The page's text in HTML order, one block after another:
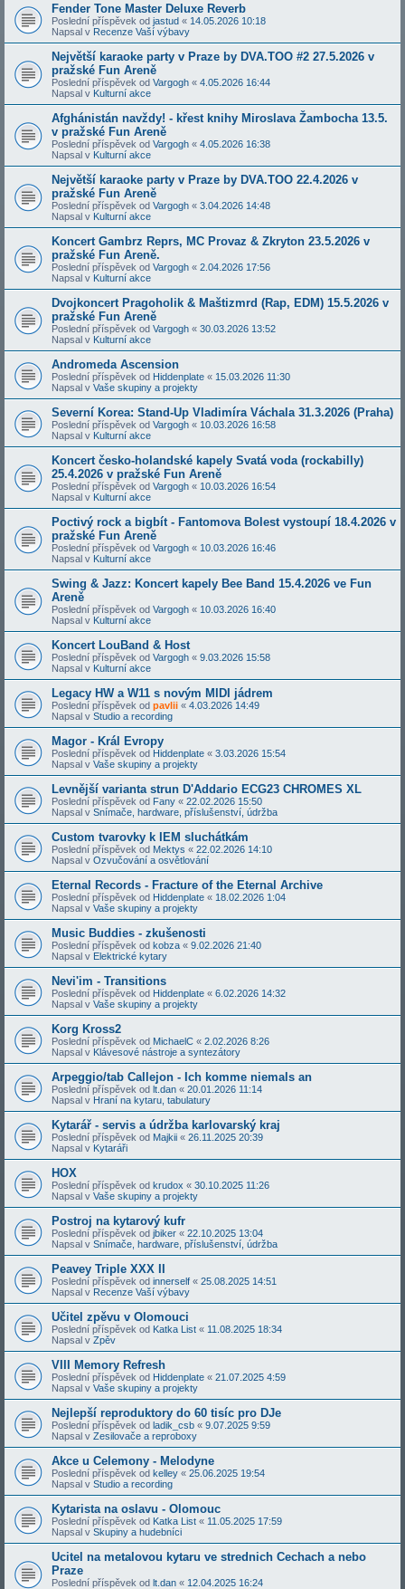
Fender Tone Master Deluxe Reverb
Poslední příspěvek od jastud « 14.05.2026 10:18
Napsal v Recenze Vaší výbavy
Největší karaoke party v Praze by DVA.TOO #2 27.5.2026 v
pražské Fun Areně
Poslední příspěvek od Vargogh « 4.05.2026 16:44
Napsal v Kulturní akce
Afghánistán navždy! - křest knihy Miroslava Žambocha 13.5.
v pražské Fun Areně
Poslední příspěvek od Vargogh « 4.05.2026 16:38
Napsal v Kulturní akce
Největší karaoke party v Praze by DVA.TOO 22.4.2026 v
pražské Fun Areně
Poslední příspěvek od Vargogh « 3.04.2026 14:48
Napsal v Kulturní akce
Koncert Gambrz Reprs, MC Provaz & Zkryton 23.5.2026 v
pražské Fun Areně.
Poslední příspěvek od Vargogh « 2.04.2026 17:56
Napsal v Kulturní akce
Dvojkoncert Pragoholik & Maštizmrd (Rap, EDM) 15.5.2026 v
pražské Fun Areně
Poslední příspěvek od Vargogh « 30.03.2026 13:52
Napsal v Kulturní akce
Andromeda Ascension
Poslední příspěvek od Hiddenplate « 15.03.2026 11:30
Napsal v Vaše skupiny a projekty
Severní Korea: Stand-Up Vladimíra Váchala 31.3.2026 (Praha)
Poslední příspěvek od Vargogh « 10.03.2026 16:58
Napsal v Kulturní akce
Koncert česko-holandské kapely Svatá voda (rockabilly)
25.4.2026 v pražské Fun Areně
Poslední příspěvek od Vargogh « 10.03.2026 16:54
Napsal v Kulturní akce
Poctivý rock a bigbít - Fantomova Bolest vystoupí 18.4.2026 v
pražské Fun Areně
Poslední příspěvek od Vargogh « 10.03.2026 16:46
Napsal v Kulturní akce
Swing & Jazz: Koncert kapely Bee Band 15.4.2026 ve Fun
Areně
Poslední příspěvek od Vargogh « 10.03.2026 16:40
Napsal v Kulturní akce
Koncert LouBand & Host
Poslední příspěvek od Vargogh « 9.03.2026 15:58
Napsal v Kulturní akce
Legacy HW a W11 s novým MIDI jádrem
Poslední příspěvek od pavlii « 4.03.2026 14:49
Napsal v Studio a recording
Magor - Král Evropy
Poslední příspěvek od Hiddenplate « 3.03.2026 15:54
Napsal v Vaše skupiny a projekty
Levnější varianta strun D'Addario ECG23 CHROMES XL
Poslední příspěvek od Fany « 22.02.2026 15:50
Napsal v Snímače, hardware, příslušenství, údržba
Custom tvarovky k IEM sluchátkám
Poslední příspěvek od Mektys « 22.02.2026 14:10
Napsal v Ozvučování a osvětlování
Eternal Records - Fracture of the Eternal Archive
Poslední příspěvek od Hiddenplate « 18.02.2026 1:04
Napsal v Vaše skupiny a projekty
Music Buddies - zkušenosti
Poslední příspěvek od kobza « 9.02.2026 21:40
Napsal v Elektrické kytary
Nevi'im - Transitions
Poslední příspěvek od Hiddenplate « 6.02.2026 14:32
Napsal v Vaše skupiny a projekty
Korg Kross2
Poslední příspěvek od MichaelC « 2.02.2026 8:26
Napsal v Klávesové nástroje a syntezátory
Arpeggio/tab Callejon - Ich komme niemals an
Poslední příspěvek od lt.dan « 20.01.2026 11:14
Napsal v Hraní na kytaru, tabulatury
Kytarář - servis a údržba karlovarský kraj
Poslední příspěvek od Majkii « 26.11.2025 20:39
Napsal v Kytaráři
HOX
Poslední příspěvek od krudox « 30.10.2025 11:26
Napsal v Vaše skupiny a projekty
Postroj na kytarový kufr
Poslední příspěvek od jbiker « 22.10.2025 13:04
Napsal v Snímače, hardware, příslušenství, údržba
Peavey Triple XXX II
Poslední příspěvek od innerself « 25.08.2025 14:51
Napsal v Recenze Vaší výbavy
Učitel zpěvu v Olomouci
Poslední příspěvek od Katka List « 11.08.2025 18:34
Napsal v Zpěv
VIII Memory Refresh
Poslední příspěvek od Hiddenplate « 21.07.2025 4:59
Napsal v Vaše skupiny a projekty
Nejlepší reproduktory do 60 tisíc pro DJe
Poslední příspěvek od ladik_csb « 9.07.2025 9:59
Napsal v Zesilovače a reproboxy
Akce u Celemony - Melodyne
Poslední příspěvek od kelley « 25.06.2025 19:54
Napsal v Studio a recording
Kytarista na oslavu - Olomouc
Poslední příspěvek od Katka List « 11.05.2025 17:59
Napsal v Skupiny a hudebníci
Ucitel na metalovou kytaru ve strednich Cechach a nebo
Praze
Poslední příspěvek od lt.dan « 12.04.2025 16:24